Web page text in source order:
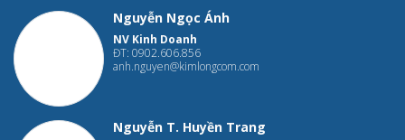
Nguyễn Ngọc Ánh
NV Kinh Doanh
ĐT: 0902.606.856
anh.nguyen@kimlongcom.com
Nguyễn T. Huyền Trang